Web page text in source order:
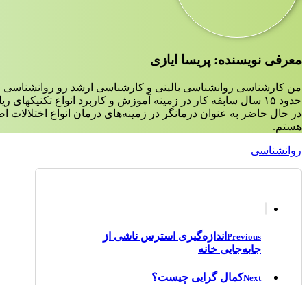
معرفی نویسنده: پریسا ایازی
من کارشناسی روانشناسی بالینی و کارشناسی ارشد رو
حدود ۱۵ سال سابقه کار در زمینه آموزش و کاربرد انواع تکنیکهای ریلکسیشن،مدیتیشن و مایندفولنس دارم.
در حال حاضر به عنوان درمانگر در زمینه‌‌های درمان انواع
هستم.
روانشناسی
Previous اندازه‌گیری استرس ناشی از
جا‌به‌جایی خانه
Nextکمال گرایی چیست؟